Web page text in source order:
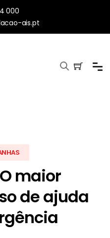
000
ais.pt
O maior
de ajuda